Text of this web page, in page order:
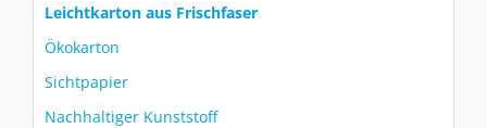
Leichtkarton aus Frischfaser
Ökokarton
Sichtpapier
Nachhaltiger Kunststoff